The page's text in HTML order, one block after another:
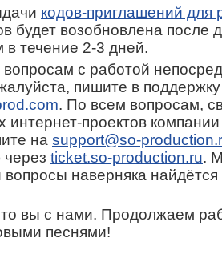
кодов-приглашений для
будет возобновлена после
в течение 2-3 дней.
с работой
пишите в поддержку
. По всем вопросам,
интернет-проектов
на support@so-
через ticket.so-production.ru.
вопросы наверняка
вы с нами. Продолжаем
песнями!